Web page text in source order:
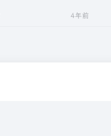
4年前